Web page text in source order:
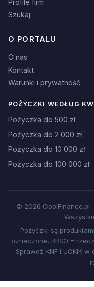
Szukaj
O PORTALU
O nas
Kontakt
Warunki i prywatność
POŻYCZKI WEDŁUG
Pożyczka do 500 zł
Pożyczka do 2 000 zł
Pożyczka do 10 000 zł
Pożyczka do 100 000 zł
© 2026 CoolFinance.pl
Pożyczki są
oznaczone. RRSO =
Sprawdź KNF i UOKiK